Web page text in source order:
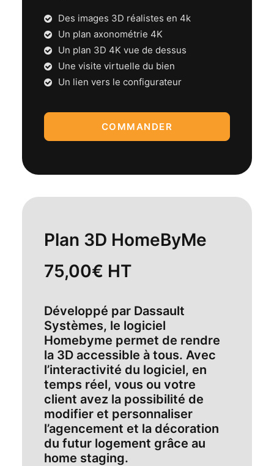
Des images 3D réalistes en 4k
Un plan axonométrie 4K
Un plan 3D 4K vue de dessus
Une visite virtuelle du bien
Un lien vers le configurateur
COMMANDER
Plan 3D HomeByMe
75,00€ HT
Développé par Dassault
Systèmes, le logiciel
Homebyme permet de rendre
la 3D accessible à tous. Avec
l’interactivité du logiciel, en
temps réel, vous ou votre
client avez la possibilité de
modifier et personnaliser
l’agencement et la décoration
du futur logement grâce au
home staging.